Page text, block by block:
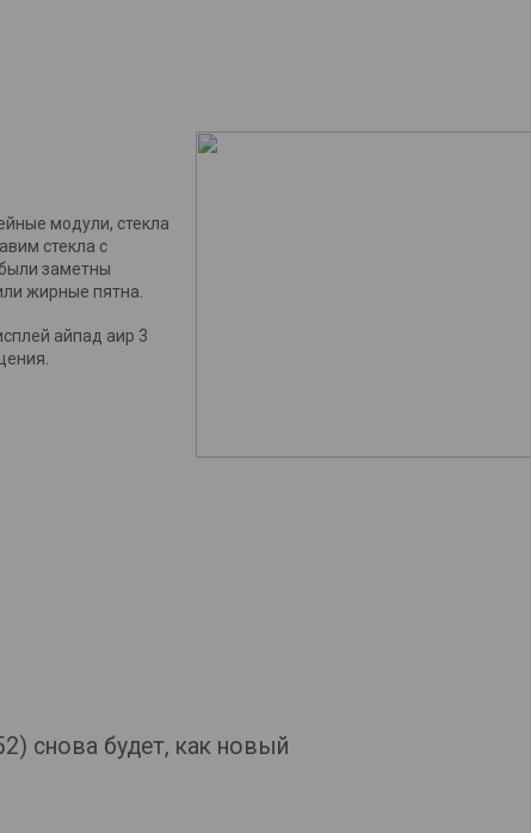
модули, стекла
стекла с
заметны
жирные пятна.
айпад аир 3
снова будет, как новый